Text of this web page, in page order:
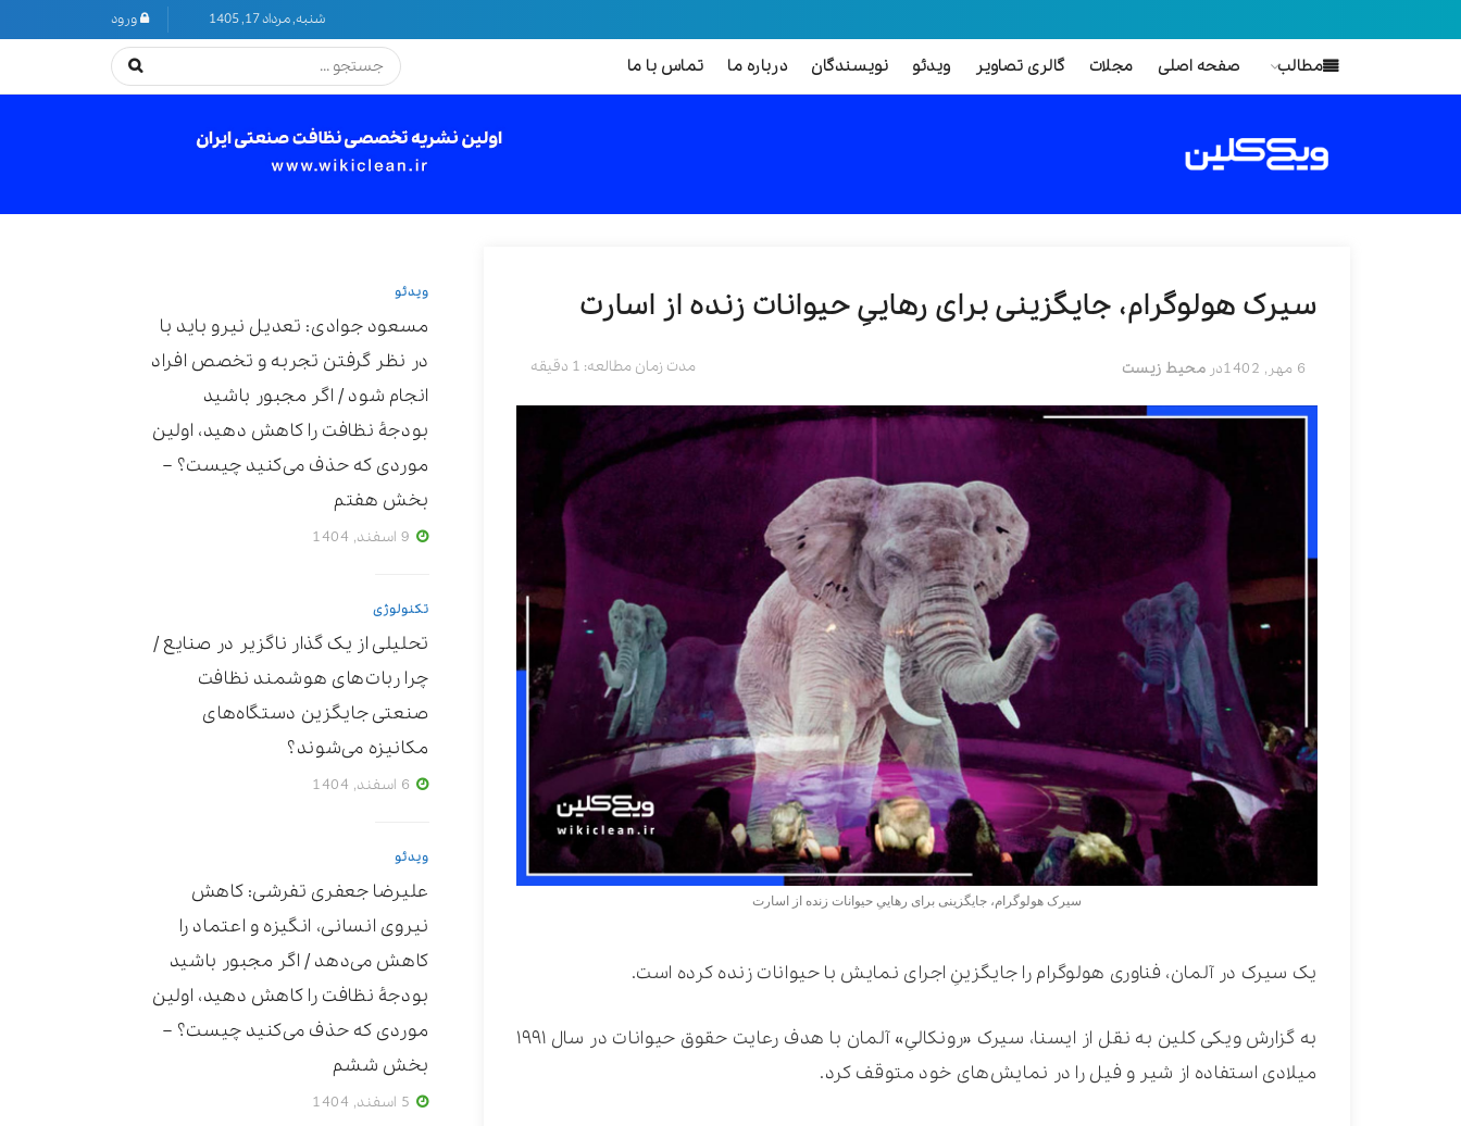
شنبه, مرداد 17, 1405 ورود
مطالب صفحه اصلی مجلات گالری تصاویر ویدئو نویسندگان درباره ما تماس با ما
سیرک هولوگرام، جایگزینی برای رهاییِ حیوانات زنده از اسارت
مدت زمان مطالعه: 1 دقیقه 6 مهر, 1402 در محیط زیست
سیرک هولوگرام، جایگزینی برای رهاییِ حیوانات زنده از اسارت
یک سیرک در آلمان، فناوری هولوگرام را جایگزینِ اجرای نمایش با حیوانات زنده کرده است.
به گزارش ویکی کلین به نقل از ایسنا، سیرک «رونکالیِ» آلمان با هدف رعایت حقوق حیوانات در سال ۱۹۹۱
میلادی استفاده از شیر و فیل را در نمایش‌های خود متوقف کرد.
ویدئو
مسعود جوادی: تعدیل نیرو باید با
در نظر گرفتن تجربه و تخصص افراد
انجام شود / اگر مجبور باشید
بودجۀ نظافت را کاهش دهید، اولین
موردی که حذف می‌کنید چیست؟ –
بخش هفتم
تکنولوژی
تحلیلی از یک گذار ناگزیر در صنایع /
چرا ربات‌های هوشمند نظافت
صنعتی جایگزین دستگاه‌های
مکانیزه می‌شوند؟
ویدئو
علیرضا جعفری تفرشی: کاهش
نیروی انسانی، انگیزه و اعتماد را
کاهش می‌دهد / اگر مجبور باشید
بودجۀ نظافت را کاهش دهید، اولین
موردی که حذف می‌کنید چیست؟ –
بخش ششم